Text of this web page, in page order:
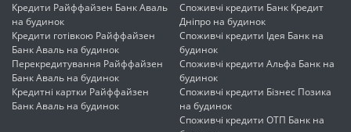
Кредити Райффайзен Банк Аваль
на будинок
Кредити готівкою Райффайзен
Банк Аваль на будинок
Перекредитування Райффайзен
Банк Аваль на будинок
Кредитні картки Райффайзен
Банк Аваль на будинок
Споживчі кредити Банк Кредит
Дніпро на будинок
Споживчі кредити Ідея Банк на
будинок
Споживчі кредити Альфа Банк на
будинок
Споживчі кредити Бізнес Позика
на будинок
Споживчі кредити ОТП Банк на